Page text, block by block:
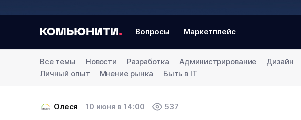
Вопросы Маркетплейс
Все темы Новости Разработка Администрирование Дизайн
Личный опыт
Мнение рынка Быть в IT
Олеся 10 июня в 14:00 537